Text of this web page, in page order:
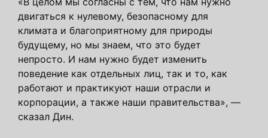
двигаться к нулевому, безопасному для
климата и благоприятному для природы
будущему, но мы знаем, что это будет
непросто. И нам нужно будет изменить
поведение как отдельных лиц, так и то, как
работают и практикуют наши отрасли и
корпорации, а также наши правительства», —
сказал Дин.